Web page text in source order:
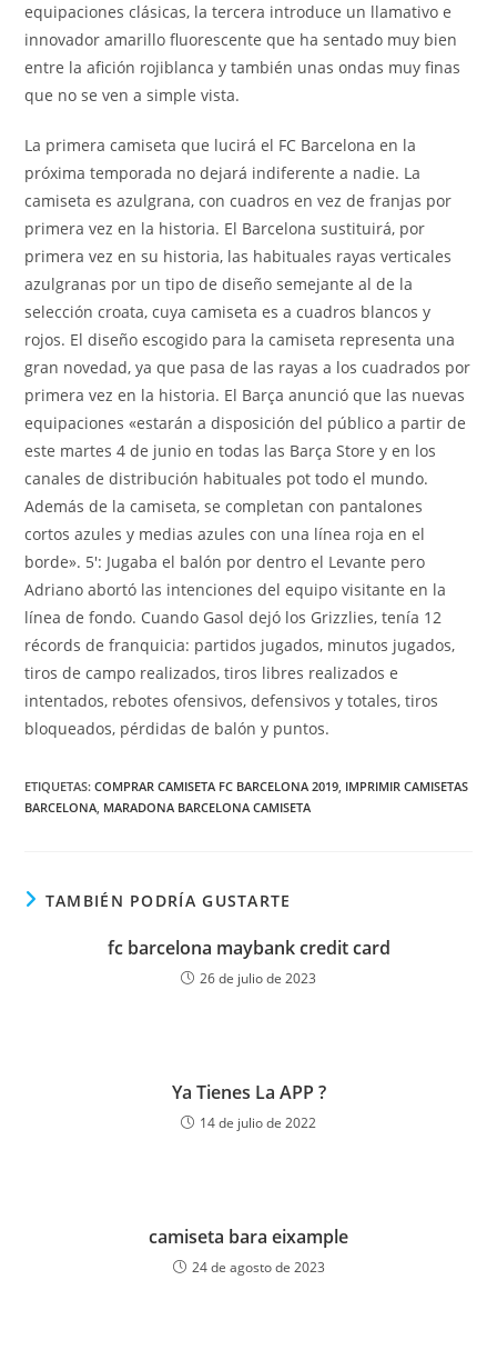
equipaciones clásicas, la tercera introduce un llamativo e
innovador amarillo fluorescente que ha sentado muy bien
entre la afición rojiblanca y también unas ondas muy finas
que no se ven a simple vista.
La primera camiseta que lucirá el FC Barcelona en la
próxima temporada no dejará indiferente a nadie. La
camiseta es azulgrana, con cuadros en vez de franjas por
primera vez en la historia. El Barcelona sustituirá, por
primera vez en su historia, las habituales rayas verticales
azulgranas por un tipo de diseño semejante al de la
selección croata, cuya camiseta es a cuadros blancos y
rojos. El diseño escogido para la camiseta representa una
gran novedad, ya que pasa de las rayas a los cuadrados por
primera vez en la historia. El Barça anunció que las nuevas
equipaciones «estarán a disposición del público a partir de
este martes 4 de junio en todas las Barça Store y en los
canales de distribución habituales pot todo el mundo.
Además de la camiseta, se completan con pantalones
cortos azules y medias azules con una línea roja en el
borde». 5′: Jugaba el balón por dentro el Levante pero
Adriano abortó las intenciones del equipo visitante en la
línea de fondo. Cuando Gasol dejó los Grizzlies, tenía 12
récords de franquicia: partidos jugados, minutos jugados,
tiros de campo realizados, tiros libres realizados e
intentados, rebotes ofensivos, defensivos y totales, tiros
bloqueados, pérdidas de balón y puntos.
ETIQUETAS:COMPRAR CAMISETA FC BARCELONA 2019, IMPRIMIR CAMISETAS
BARCELONA, MARADONA BARCELONA CAMISETA
TAMBIÉN PODRÍA GUSTARTE
fc barcelona maybank credit card
26 de julio de 2023
Ya Tienes La APP ?
14 de julio de 2022
camiseta bara eixample
24 de agosto de 2023